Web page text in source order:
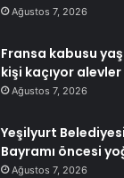
Ağustos 7, 2026
Fransa kabusu
kişi kaçıyor
Ağustos 7, 2026
Yeşilyurt
Bayramı öncesi
Ağustos 7, 2026